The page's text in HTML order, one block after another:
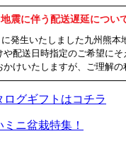
震に伴う配送遅延につい
発生いたしました九州熊
配送日時指定のご希望にそ
けいたしますが、ご理解の
グギフトはコチラ
ニ盆栽特集！